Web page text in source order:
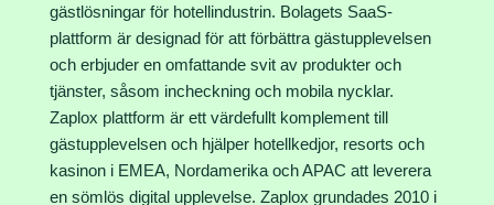
gästlösningar för hotellindustrin. Bolagets SaaS-
plattform är designad för att förbättra gästupplevelsen
och erbjuder en omfattande svit av produkter och
tjänster, såsom incheckning och mobila nycklar.
Zaplox plattform är ett värdefullt komplement till
gästupplevelsen och hjälper hotellkedjor, resorts och
kasinon i EMEA, Nordamerika och APAC att leverera
en sömlös digital upplevelse. Zaplox grundades 2010 i